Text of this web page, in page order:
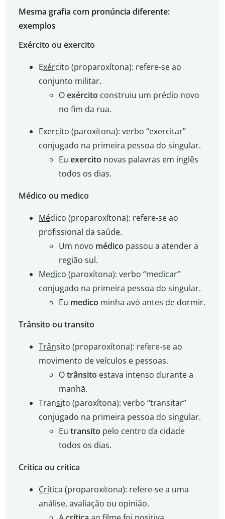
Mesma grafia com pronúncia diferente:
exemplos
Exército ou exercito
Exército (proparoxítona): refere-se ao
conjunto militar.
Oexército construiu um prédio novo
no fim da rua.
Exercito (paroxítona): verbo “exercitar”
conjugado na primeira pessoa do singular.
Eu exercito novas palavras em inglês
todos os dias.
Médico ou medico
Médico (proparoxítona): refere-se ao
profissional da saúde.
Um novo médico passou a atender a
região sul.
Medico (paroxítona): verbo “medicar”
conjugado na primeira pessoa do singular.
Eu medico minha avó antes de dormir.
Trânsito ou transito
Trânsito (proparoxítona): refere-se ao
movimento de veículos e pessoas.
Otrânsito estava intenso durante a
manhã.
Transito (paroxítona): verbo “transitar”
conjugado na primeira pessoa do singular.
Eu transito pelo centro da cidade
todos os dias.
Crítica ou critica
Crítica (proparoxítona): refere-se a uma
análise, avaliação ou opinião.